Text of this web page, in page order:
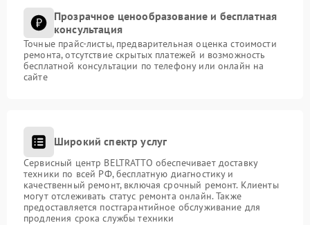
Прозрачное ценообразование и бесплатная
консультация
Точные прайс-листы, предварительная оценка стоимости
ремонта, отсутствие скрытых платежей и возможность
бесплатной консультации по телефону или онлайн на
сайте
Широкий спектр услуг
Сервисный центр BELTRATTO обеспечивает доставку
техники по всей РФ, бесплатную диагностику и
качественный ремонт, включая срочный ремонт. Клиенты
могут отслеживать статус ремонта онлайн. Также
предоставляется постгарантийное обслуживание для
продления срока службы техники